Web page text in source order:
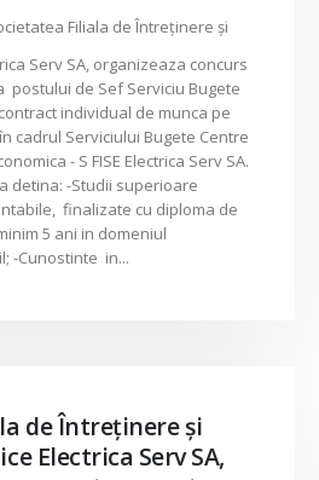
Filiala de Întreţinere şi
Serv SA, organizeaza concurs
de Sef Serviciu Bugete
individual de munca pe
cadrul Serviciului Bugete Centre
- S FISE Electrica Serv SA.
detina: -Studii superioare
finalizate cu diploma de
5 ani in domeniul
-Cunostinte in...
de Întreţinere şi
Electrica Serv SA,